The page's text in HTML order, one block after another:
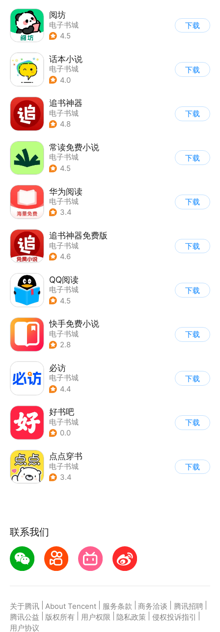
阅坊
电子书城
4.5
下载
话本小说
电子书城
4.0
下载
追书神器
电子书城
4.8
下载
常读免费小说
电子书城
4.5
下载
华为阅读
电子书城
3.4
下载
追书神器免费版
电子书城
4.6
下载
QQ阅读
电子书城
4.5
下载
快手免费小说
电子书城
2.8
下载
必访
电子书城
4.4
下载
好书吧
电子书城
0.0
下载
点点穿书
电子书城
3.4
下载
联系我们
关于腾讯 About Tencent 服务条款 商务洽谈 腾讯招聘
腾讯公益
版权所有 用户权限 隐私政策 侵权投诉指引
用户协议